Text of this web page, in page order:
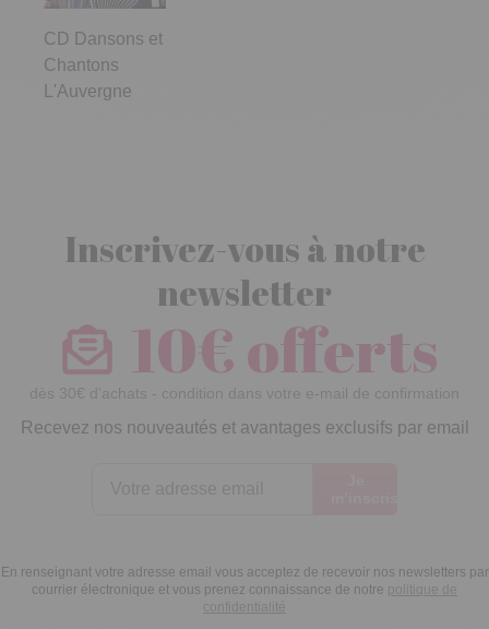
CD Dansons et
Chantons
L'Auvergne
Inscrivez-vous à notre
newsletter
10€ offerts
dès 30€ d’achats - condition dans votre e-mail de confirmation
Recevez nos nouveautés et avantages exclusifs par email
En renseignant votre adresse email vous acceptez de recevoir nos newsletters par
courrier électronique et vous prenez connaissance de notre politique de
confidentialité